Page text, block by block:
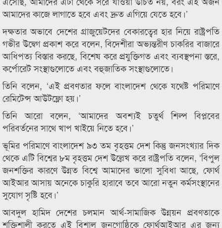
আমাদের কাজে লাগাতে হবে এবং দ্রুত এগিয়ে যেতে হবে।’
দক্ষতার অভাবে দেশের গ্রাজুয়েটদের বেকারত্বের হার নিয়ে রাষ্ট্রপতি
গভীর উদ্বেগ প্রকাশ করে বলেন, বিদেশীরা অভ্যন্তরীণ চাকরির বাজারে
আধিপত্য বিস্তার করছে, বিশেষ করে প্রযুক্তিগত এবং ব্যবস্থপনা স্তরে,
কর্পোরেট সংস্থাগুলোতে এবং বহুজাতিক সংস্থাগুলোতে।
তিনি বলেন, ‘এই প্রবণতার ফলে বাংলাদেশ থেকে যথেষ্ট পরিমাণে
রেমিটেন্স আউটফ্লো হয়।’
তিনি আরো বলেন, ‘আমাদের অবশ্যই চতুর্থ শিল্প বিপ্লবের
পরিবর্তনের সাথে খাপ খাইয়ে নিতে হবে।’
ভূমির পরিমাণে বাংলাদেশ ৯৩ তম বৃহত্তম দেশ কিন্তু জনসংখ্যার দিক
থেকে এটি বিশ্বের ৮ম বৃহত্তম দেশ উল্লেখ করে রাষ্ট্রপতি বলেন, ‘বিপুল
জনশক্তির কারণে উন্নত বিশ্বে আমাদের ভালো সুবিধা আছে, ফোর্থ
আইআর আসায় অনেকে চাকুরি হারাবে তবে আরো নতুন কর্মসংস্থানের
সুযোগ সৃষ্টি হবে।’
আবদুল হামিদ দেশের চলমান আর্থ-সামাজিক উন্নয়ন প্রবণতাকে
শক্তিশালী করতে এই বিশাল জনগোষ্ঠিকে ফোর্থআইআর এর জন্য